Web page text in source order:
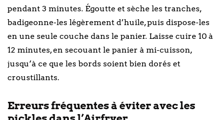
pendant 3 minutes. Égoutte et sèche les tranches,
badigeonne-les légèrement d’huile, puis dispose-les
en une seule couche dans le panier. Laisse cuire 10 à
12 minutes, en secouant le panier à mi-cuisson,
jusqu’à ce que les bords soient bien dorés et
croustillants.
Erreurs fréquentes à éviter avec les